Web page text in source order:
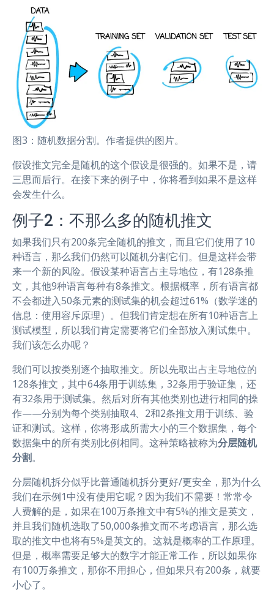
图3：随机数据分割。作者提供的图片。
假设推文完全是随机的这个假设是很强的。如果不是，请
三思而后行。在接下来的例子中，你将看到如果不是这样
会发生什么。
例子2：不那么多的随机推文
如果我们只有200条完全随机的推文，而且它们使用了10
种语言，那么我们仍然可以随机分割它们。但是这样会带
来一个新的风险。假设某种语言占主导地位，有128条推
文，其他9种语言每种有8条推文。根据概率，所有语言都
不会都进入50条元素的测试集的机会超过61%（数学迷的
信息：使用容斥原理）。但我们肯定想在所有10种语言上
测试模型，所以我们肯定需要将它们全部放入测试集中。
我们该怎么办呢？
我们可以按类别逐个抽取推文。所以先取出占主导地位的
128条推文，其中64条用于训练集，32条用于验证集，还
有32条用于测试集。然后对所有其他类别也进行相同的操
作——分别为每个类别抽取4、2和2条推文用于训练、验
证和测试。这样，你将形成所需大小的三个数据集，每个
数据集中的所有类别比例相同。这种策略被称为分层随机
分割。
分层随机拆分似乎比普通随机拆分更好/更安全，那为什么
我们在示例1中没有使用它呢？因为我们不需要！常常令
人费解的是，如果在100万条推文中有5%的推文是英文，
并且我们随机选取了50,000条推文而不考虑语言，那么选
取的推文中也将有5%是英文的。这就是概率的工作原理。
但是，概率需要足够大的数字才能正常工作，所以如果你
有100万条推文，那你不用担心，但如果只有200条，就要
小心了。